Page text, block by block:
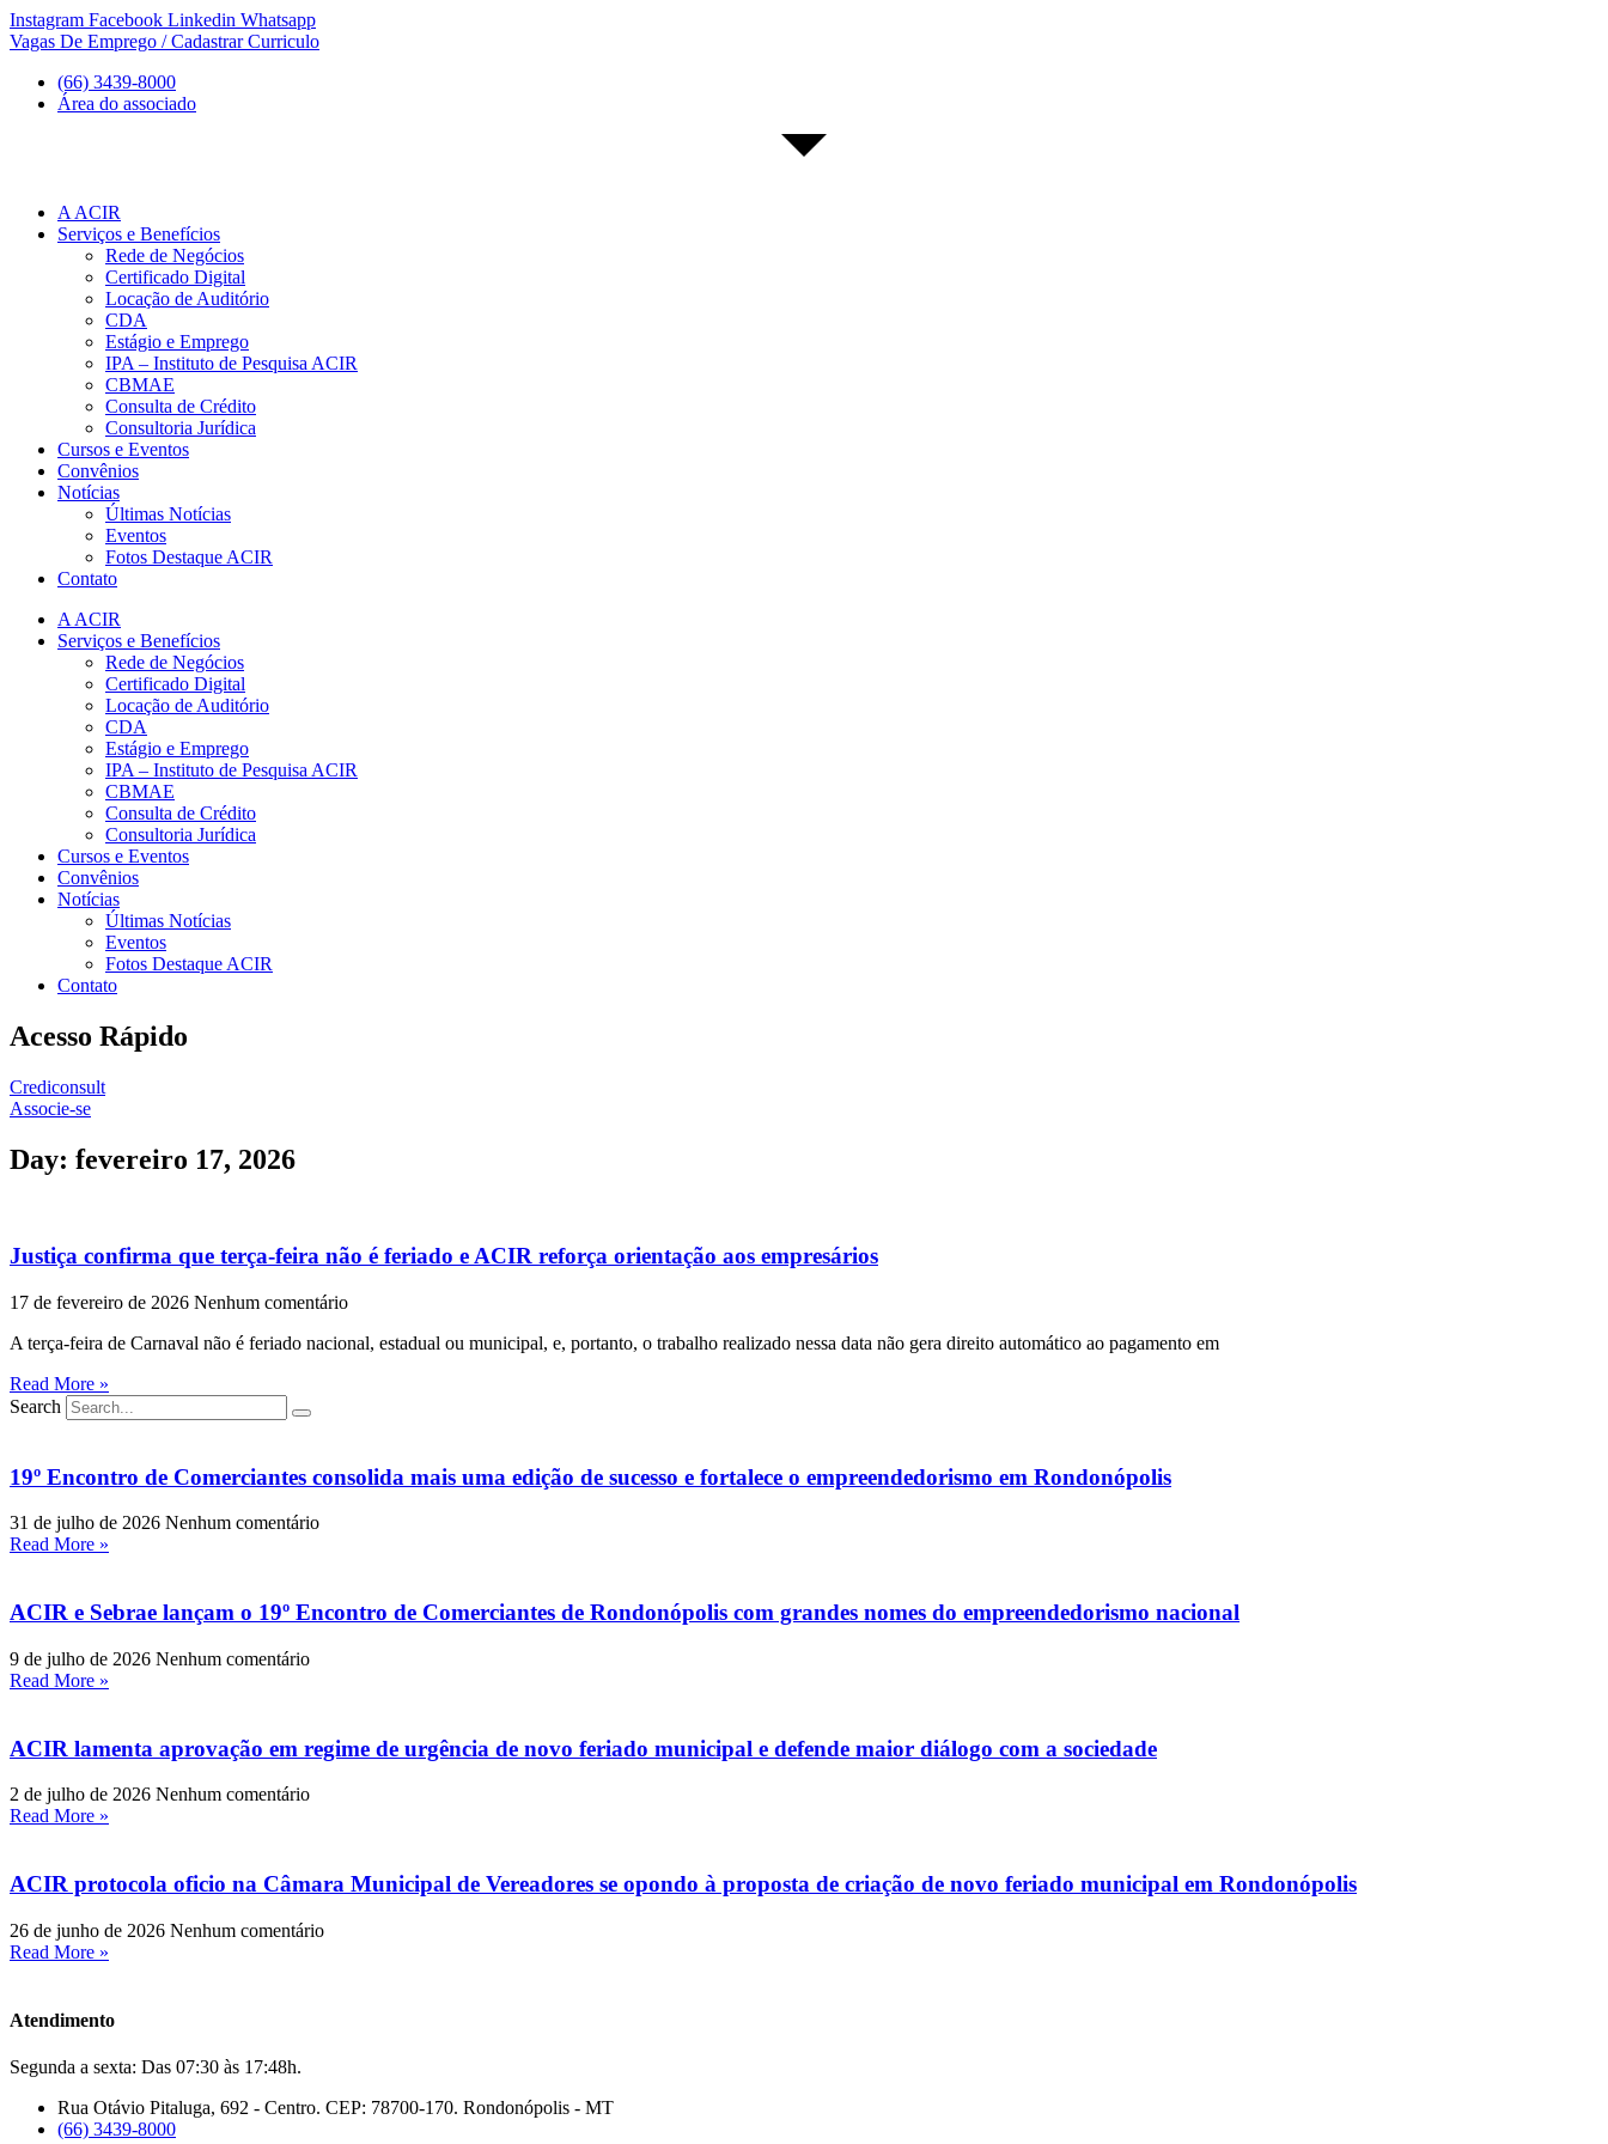
Ir
para
conteúdo
Instagram Facebook Linkedin Whatsapp
Vagas De Emprego / Cadastrar Curriculo
(66) 3439-8000
Área do associado
A ACIR
Serviços e Benefícios
Rede de Negócios
Certificado Digital
Locação de Auditório
CDA
Estágio e Emprego
IPA – Instituto de Pesquisa ACIR
CBMAE
Consulta de Crédito
Consultoria Jurídica
Cursos e Eventos
Convênios
Notícias
Últimas Notícias
Eventos
Fotos Destaque ACIR
Contato
A ACIR
Serviços e Benefícios
Rede de Negócios
Certificado Digital
Locação de Auditório
CDA
Estágio e Emprego
IPA – Instituto de Pesquisa ACIR
CBMAE
Consulta de Crédito
Consultoria Jurídica
Cursos e Eventos
Convênios
Notícias
Últimas Notícias
Eventos
Fotos Destaque ACIR
Contato
Acesso Rápido
Crediconsult
Associe-se
Day: fevereiro 17, 2026
Justiça confirma que terça-feira não é feriado e ACIR reforça orientação aos empresários
17 de fevereiro de 2026 Nenhum comentário
A terça-feira de Carnaval não é feriado nacional, estadual ou municipal, e, portanto, o trabalho realizado nessa data não gera direito automático ao pagamento em
Read More »
Search
19º Encontro de Comerciantes consolida mais uma edição de sucesso e fortalece o empreendedorismo em Rondonópolis
31 de julho de 2026 Nenhum comentário
Read More »
ACIR e Sebrae lançam o 19º Encontro de Comerciantes de Rondonópolis com grandes nomes do empreendedorismo nacional
9 de julho de 2026 Nenhum comentário
Read More »
ACIR lamenta aprovação em regime de urgência de novo feriado municipal e defende maior diálogo com a sociedade
2 de julho de 2026 Nenhum comentário
Read More »
ACIR protocola oficio na Câmara Municipal de Vereadores se opondo à proposta de criação de novo feriado municipal em Rondonópolis
26 de junho de 2026 Nenhum comentário
Read More »
Atendimento
Segunda a sexta: Das 07:30 às 17:48h.
Rua Otávio Pitaluga, 692 - Centro. CEP: 78700-170. Rondonópolis - MT
(66) 3439-8000